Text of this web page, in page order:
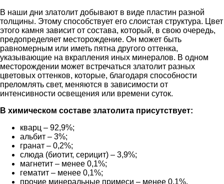
В наши дни златолит добывают в виде пластин разной
толщины. Этому способствует его слоистая структура. Цвет
этого камня зависит от состава, который, в свою очередь,
предопределяет месторождение. Он может быть
равномерным или иметь пятна другого оттенка,
указывающие на вкрапления иных минералов. В одном
месторождении может встречаться златолит разных
цветовых оттенков, которые, благодаря способности
преломлять свет, меняются в зависимости от
интенсивности освещения или времени суток.
В химическом составе златолита присутствует:
кварц – 92,9%;
альбит – 3%;
гранат – 0,2%;
слюда (биотит, серицит) – 3,9%;
магнетит – менее 0,1%;
гематит – менее 0,1%;
прочие минеральные примеси – менее 0,1%.